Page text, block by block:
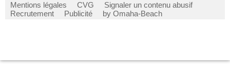
Mentions légales CVG
Signaler un contenu abusif
Recrutement
Publicité by Omaha-Beach